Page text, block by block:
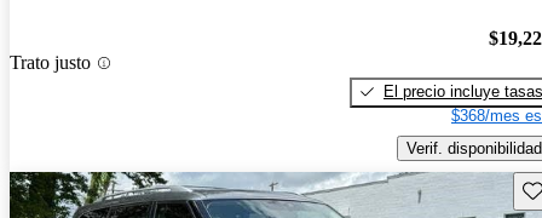
Trato justo
El precio incluye tasas
$368/mes
Verif. disponibilidad